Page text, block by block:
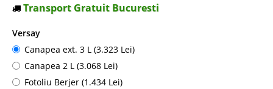
Transport Gratuit Bucuresti
Versay
Canapea ext. 3 L (3.323 Lei)
Canapea 2 L (3.068 Lei)
Fotoliu Berjer (1.434 Lei)